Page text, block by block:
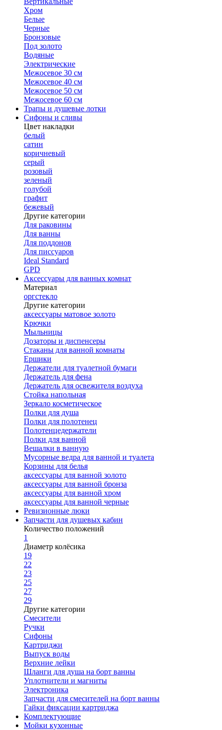
Хром
Белые
Черные
Бронзовые
Под золото
Водяные
Электрические
Межосевое 30 см
Межосевое 40 см
Межосевое 50 см
Межосевое 60 см
Трапы и душевые лотки
Сифоны и сливы
Цвет накладки
белый
сатин
коричневый
серый
розовый
зеленый
голубой
графит
бежевый
Другие категории
Для раковины
Для ванны
Для поддонов
Для писсуаров
Ideal Standard
GPD
Аксессуары для ванных комнат
Материал
оргстекло
Другие категории
аксессуары матовое золото
Крючки
Мыльницы
Дозаторы и диспенсеры
Стаканы для ванной комнаты
Ершики
Держатели для туалетной бумаги
Держатель для фена
Держатель для освежителя воздуха
Стойка напольная
Зеркало косметическое
Полки для душа
Полки для полотенец
Полотенцедержатели
Полки для ванной
Вешалки в ванную
Мусорные ведра для ванной и туалета
Корзины для белья
аксессуары для ванной золото
аксессуары для ванной бронза
аксессуары для ванной хром
аксессуары для ванной черные
Ревизионные люки
Запчасти для душевых кабин
Количество положений
1
Диаметр колёсика
19
22
23
25
27
29
Другие категории
Смесители
Ручки
Сифоны
Картриджи
Выпуск воды
Верхние лейки
Шланги для душа на борт ванны
Уплотнители и магниты
Электроника
Запчасти для смесителей на борт ванны
Гайки фиксации картриджа
Комплектующие
Мойки кухонные